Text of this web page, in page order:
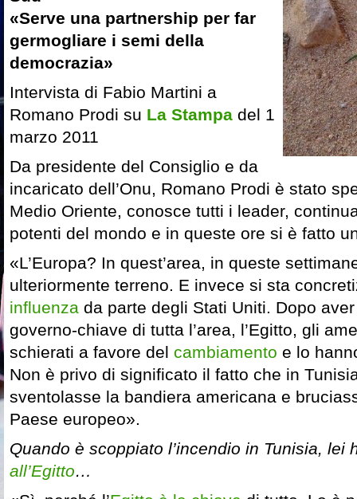
«Serve una partnership per far
germogliare i semi della
democrazia»
Intervista di Fabio Martini a
Romano Prodi su La Stampa del 1
marzo 2011
Da presidente del Consiglio e da
incaricato dell’Onu, Romano Prodi è stato
Medio Oriente, conosce tutti i leader,
potenti del mondo e in queste ore si è fatto
«L’Europa? In quest’area, in queste
ulteriormente terreno. E invece si sta
influenza da parte degli Stati Uniti. Dopo
governo-chiave di tutta l’area, l’Egitto, gli
schierati a favore del cambiamento e lo
Non è privo di significato il fatto che in
sventolasse la bandiera americana e
Paese europeo».
Quando è scoppiato l’incendio in Tunisia, lei
all’Egitto…